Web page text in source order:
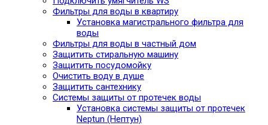
Фильтры для воды в квартиру
Установка магистрального фильтра для
воды
Фильтры для воды в частный дом
Защитить стиральную машину
Защитить посудомойку
Очистить воду в душе
Защитить сантехнику
Системы защиты от протечек воды
Установка системы защиты от протечек
Neptun (Нептун)